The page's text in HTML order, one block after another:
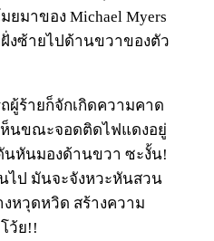
มาของ Michael Myers
งซ้ายไปด้านขวาของตัว
ผู้ร้ายก็จักเกิดความคาด
นขณะจอดติดไฟแดงอยู่
หันมองด้านขวา ซะงั้น!
ไป มันจะจังหวะหันสวน
หวุดหวิด สร้างความ
ว้ย!!